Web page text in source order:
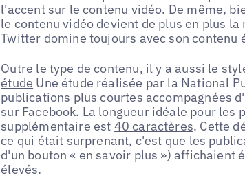
l'accent sur le contenu vidéo. De même,
le contenu vidéo devient de plus en plus
Twitter domine toujours avec son contenu
Outre le type de contenu, il y a aussi le
étude Une étude réalisée par la National
publications plus courtes accompagnées
sur Facebook. La longueur idéale pour
supplémentaire est 40 caractères. Cette
ce qui était surprenant, c'est que les
d'un bouton « en savoir plus ») affichaient
élevés.